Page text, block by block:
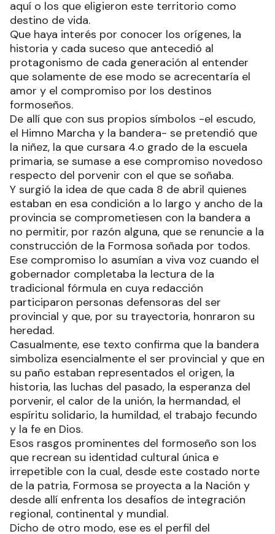
aquí o los que eligieron este territorio como
destino de vida.
Que haya interés por conocer los orígenes, la
historia y cada suceso que antecedió al
protagonismo de cada generación al entender
que solamente de ese modo se acrecentaría el
amor y el compromiso por los destinos
formoseños.
De allí que con sus propios símbolos -el escudo,
el Himno Marcha y la bandera- se pretendió que
la niñez, la que cursara 4.o grado de la escuela
primaria, se sumase a ese compromiso novedoso
respecto del porvenir con el que se soñaba.
Y surgió la idea de que cada 8 de abril quienes
estaban en esa condición a lo largo y ancho de la
provincia se comprometiesen con la bandera a
no permitir, por razón alguna, que se renuncie a la
construcción de la Formosa soñada por todos.
Ese compromiso lo asumían a viva voz cuando el
gobernador completaba la lectura de la
tradicional fórmula en cuya redacción
participaron personas defensoras del ser
provincial y que, por su trayectoria, honraron su
heredad.
Casualmente, ese texto confirma que la bandera
simboliza esencialmente el ser provincial y que en
su paño estaban representados el origen, la
historia, las luchas del pasado, la esperanza del
porvenir, el calor de la unión, la hermandad, el
espíritu solidario, la humildad, el trabajo fecundo
y la fe en Dios.
Esos rasgos prominentes del formoseño son los
que recrean su identidad cultural única e
irrepetible con la cual, desde este costado norte
de la patria, Formosa se proyecta a la Nación y
desde allí enfrenta los desafíos de integración
regional, continental y mundial.
Dicho de otro modo, ese es el perfil del